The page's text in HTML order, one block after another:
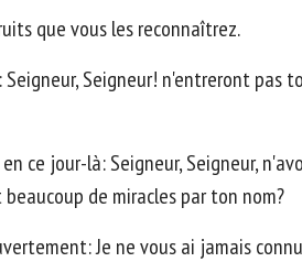
que vous les reconnaîtrez.
Seigneur, Seigneur! n'entreront
ce jour-là: Seigneur, Seigneur,
de miracles par ton nom?
Je ne vous ai jamais